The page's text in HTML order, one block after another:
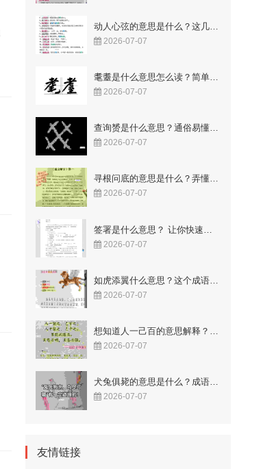
2026-07-07
2026-07-07
查询赟是什么意思？通俗易懂的解释来了
2026-07-07
寻根问底的意思是什么？弄懂这两个字让你豁然开朗！
2026-07-07
2026-07-07
2026-07-07
想知道人一己百的意思解释？这几点让你一看就懂！
2026-07-07
犬兔俱毙的意思是什么？成语故事告诉你答案！
2026-07-07
友情链接